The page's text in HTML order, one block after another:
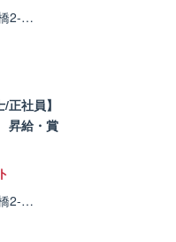
2-…
正社員】
昇給・賞
2-…